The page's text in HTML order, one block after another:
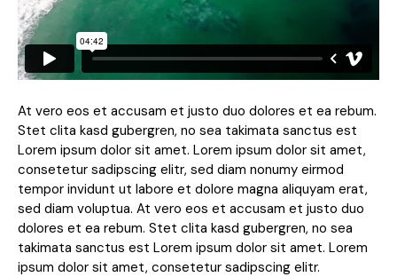
At vero eos et accusam et justo duo dolores et ea rebum.
Stet clita kasd gubergren, no sea takimata sanctus est
Lorem ipsum dolor sit amet. Lorem ipsum dolor sit amet,
consetetur sadipscing elitr, sed diam nonumy eirmod
tempor invidunt ut labore et dolore magna aliquyam erat,
sed diam voluptua. At vero eos et accusam et justo duo
dolores et ea rebum. Stet clita kasd gubergren, no sea
takimata sanctus est Lorem ipsum dolor sit amet. Lorem
ipsum dolor sit amet, consetetur sadipscing elitr.